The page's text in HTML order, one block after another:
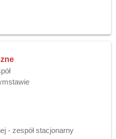
- zespół stacjonarny